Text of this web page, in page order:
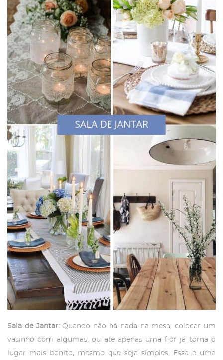
Sala de Jantar:Quando não há nada na mesa, colocar um
vasinho com algumas, ou até apenas uma flor já torna o
lugar mais bonito, mesmo que seja simples. Essa é uma